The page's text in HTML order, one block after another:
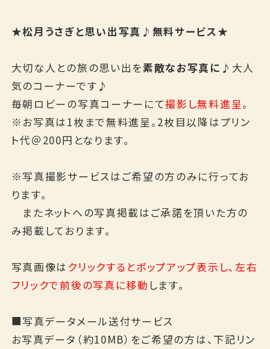
English
★松月うさぎと思い出写真♪無料サービス★
大切な人との旅の思い出を素敵なお写真に ♪大人
気のコーナーです♪
毎朝ロビーの写真コーナーにて撮影し無料進呈。
※お写真は1枚まで無料進呈。2枚目以降はプリン
ト代＠200円となります。
※写真撮影サービスはご希望の方のみに行ってお
ります。
またネットへの写真掲載はご承諾を頂いた方の
み掲載しております。
写真画像は クリックするとポップアップ表示し、左右
フリックで前後の写真に移動 します。
■写真データメール送付サービス
お写真データ（約10MB）をご希望の方は、下記リン